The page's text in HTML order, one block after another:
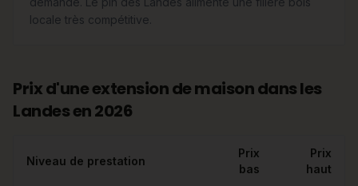
locale très compétitive.
Prix d'une extension de maison dans les
Landes en 2026
Niveau de prestation
Prix
bas
Prix
haut